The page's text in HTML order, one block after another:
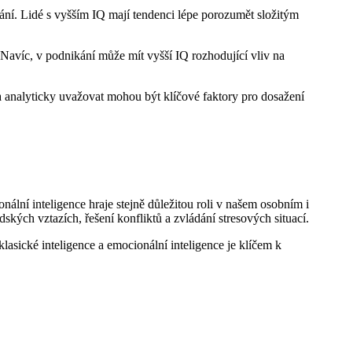
Lidé s vyšším IQ mají tendenci lépe porozumět složitým
v podnikání může mít vyšší IQ rozhodující vliv na
uvažovat mohou být klíčové faktory pro dosažení
inteligence hraje stejně důležitou roli v našem osobním i
vztazích, řešení konfliktů a zvládání stresových situací.
inteligence a emocionální inteligence je klíčem k